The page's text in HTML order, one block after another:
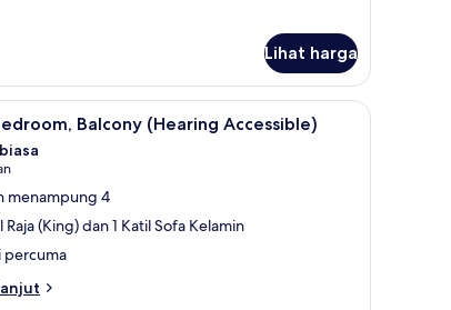
Lihat harga
berbayar TV skrin rata, pemain DVD, meja ping pong,
Balcony (Hearing Accessible)
10
menampung 4
Raja (King) dan 1 Katil Sofa Kelamin
percuma